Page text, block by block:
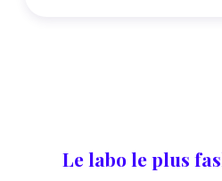
Le labo le plus